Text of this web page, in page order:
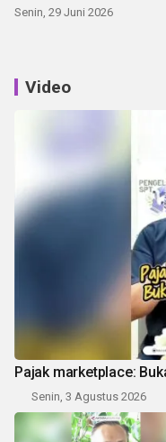
Senin, 29 Juni 2026
Video
Pajak marketplace:
Senin, 3 Agustus 2026